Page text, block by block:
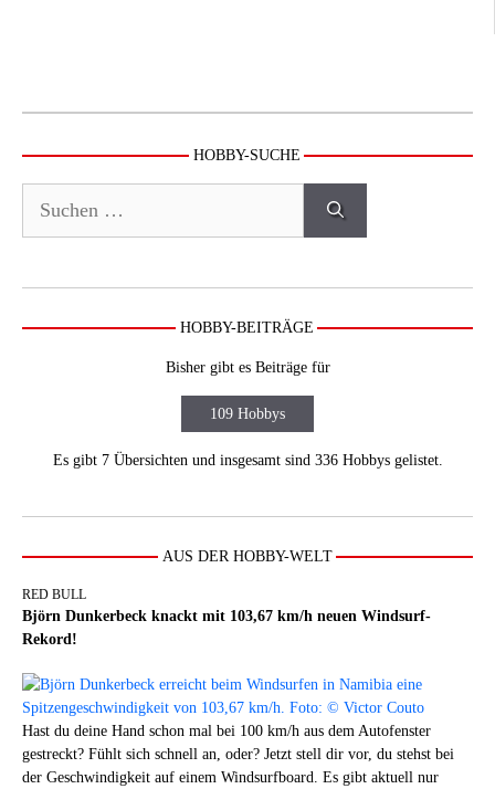
HOBBY-SUCHE
nach:
HOBBY-BEITRÄGE
Bisher gibt es Beiträge für
109 Hobbys
Es gibt 7 Übersichten und insgesamt sind 336 Hobbys gelistet.
AUS DER HOBBY-WELT
RED BULL
Björn Dunkerbeck knackt mit 103,67 km/h neuen Windsurf-
Rekord!
Hast du deine Hand schon mal bei 100 km/h aus dem Autofenster
gestreckt? Fühlt sich schnell an, oder? Jetzt stell dir vor, du stehst bei
der Geschwindigkeit auf einem Windsurfboard. Es gibt aktuell nur